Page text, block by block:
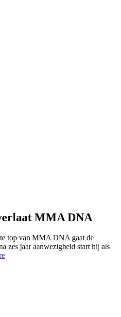
MMA DNA
top van MMA DNA gaat de
zes jaar aanwezigheid start hij als